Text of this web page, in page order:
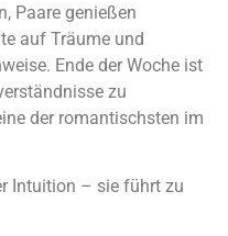
Paare genießen
auf Träume und
Ende der Woche ist
zu
der romantischsten im
Intuition – sie führt zu